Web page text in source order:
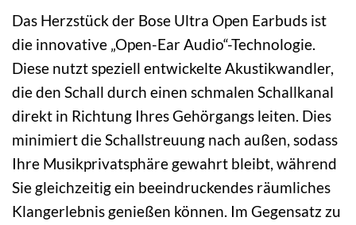
Das Herzstück der Bose Ultra Open Earbuds ist
die innovative „Open-Ear Audio“-Technologie.
Diese nutzt speziell entwickelte Akustikwandler,
die den Schall durch einen schmalen Schallkanal
direkt in Richtung Ihres Gehörgangs leiten. Dies
minimiert die Schallstreuung nach außen, sodass
Ihre Musikprivatsphäre gewahrt bleibt, während
Sie gleichzeitig ein beeindruckendes räumliches
Klangerlebnis genießen können. Im Gegensatz zu